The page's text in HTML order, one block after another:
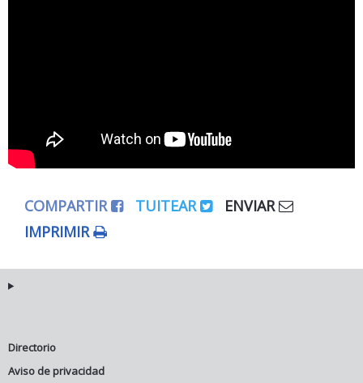
COMPARTIR TUITEAR
ENVIAR
IMPRIMIR
Directorio
Aviso de privacidad